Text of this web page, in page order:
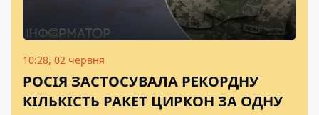
10:28, 02 червня
РОСІЯ ЗАСТОСУВАЛА РЕКОРДНУ
КІЛЬКІСТЬ РАКЕТ ЦИРКОН ЗА ОДНУ